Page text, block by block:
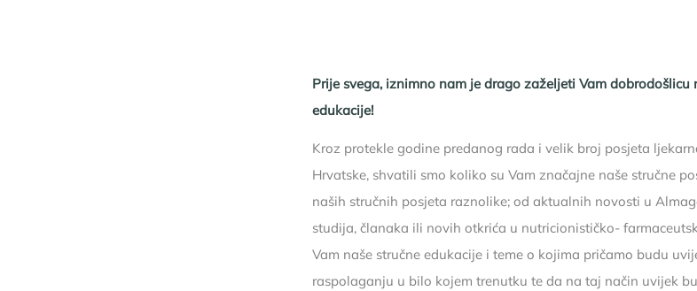
Prije svega, iznimno nam je drago zaželjeti Vam dobrodošlicu
edukacije!
Kroz protekle godine predanog rada i velik broj posjeta
Hrvatske, shvatili smo koliko su Vam značajne naše stručne
naših stručnih posjeta raznolike; od aktualnih novosti u
studija, članaka ili novih otkrića u nutricionističko-
Vam naše stručne edukacije i teme o kojima pričamo budu
raspolaganju u bilo kojem trenutku te da na taj način uvijek